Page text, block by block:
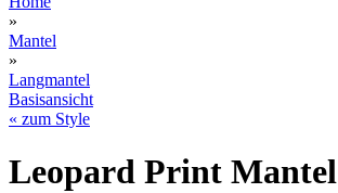
»
Mantel
»
Langmantel
Basisansicht
« zum Style
Leopard Print Mantel